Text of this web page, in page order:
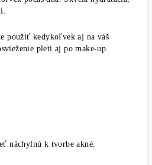
použiť kedykoľvek aj na váš
pleti aj po make-up.
náchylnú k tvorbe akné.